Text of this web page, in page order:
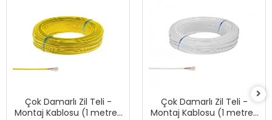
Çok Damarlı Zil Teli -
Montaj Kablosu (1 metre)
Çok Damarlı Zil Teli -
Montaj Kablosu (1 metre)